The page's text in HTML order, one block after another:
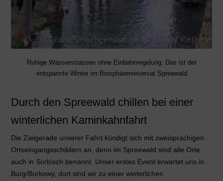
Ruhige Wasserstrassen ohne Einbahnregelung. Das ist der
entspannte Winter im Biosphärenreservat Spreewald
Durch den Spreewald chillen bei einer
winterlichen Kaminkahnfahrt
Die Zielgerade unserer Fahrt kündigt sich mit zweisprachigen
Ortseingangsschildern an, denn im Spreewald sind alle Orte
auch in Sorbisch benannt. Unser erstes Event erwartet uns in
Burg/Borkowy, dort sind wir zu einer winterlichen